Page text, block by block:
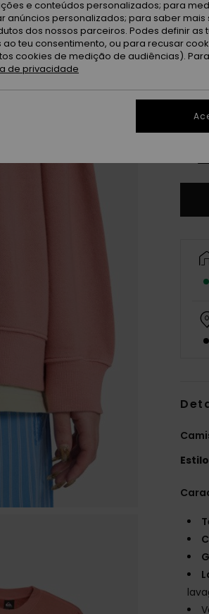
Cor
Estilo
e conteúdos personalizados; para
personalizados; para saber mais
dos nossos parceiros. Podes definir as
teu consentimento, ou para recusar
cookies de medição de audiências).
de privacidade